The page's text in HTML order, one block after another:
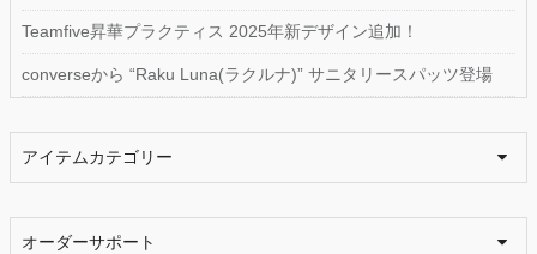
Teamfive昇華プラクティス 2025年新デザイン追加！
converseから “Raku Luna(ラクルナ)” サニタリースパッツ登場
アイテムカテゴリー
オーダーサポート